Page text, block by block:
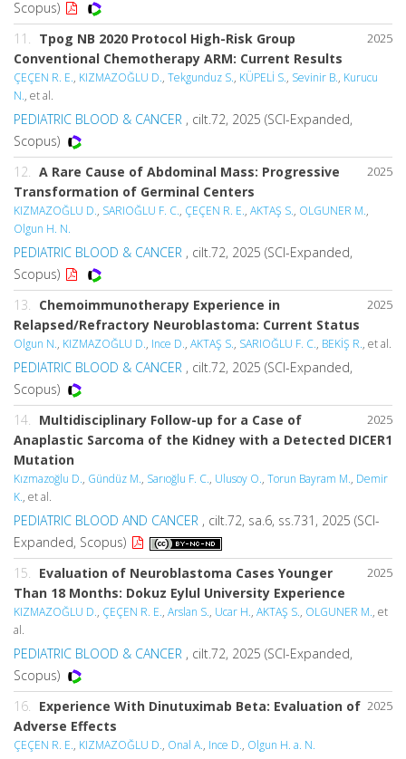
Scopus)
2025
11. Tpog NB 2020 Protocol High-Risk Group
Conventional Chemotherapy ARM: Current Results
ÇEÇEN R. E., KIZMAZOĞLU D., Tekgunduz S., KÜPELİ S., Sevinir B., Kurucu
N., et al.
PEDIATRIC BLOOD & CANCER , cilt.72, 2025 (SCI-Expanded,
Scopus)
2025
12. A Rare Cause of Abdominal Mass: Progressive
Transformation of Germinal Centers
KIZMAZOĞLU D., SARIOĞLU F. C., ÇEÇEN R. E., AKTAŞ S., OLGUNER M.,
Olgun H. N.
PEDIATRIC BLOOD & CANCER , cilt.72, 2025 (SCI-Expanded,
Scopus)
2025
13. Chemoimmunotherapy Experience in
Relapsed/Refractory Neuroblastoma: Current Status
Olgun N., KIZMAZOĞLU D., Ince D., AKTAŞ S., SARIOĞLU F. C., BEKİŞ R., et al.
PEDIATRIC BLOOD & CANCER , cilt.72, 2025 (SCI-Expanded,
Scopus)
2025
14. Multidisciplinary Follow-up for a Case of
Anaplastic Sarcoma of the Kidney with a Detected DICER1
Mutation
Kızmazoğlu D., Gündüz M., Sarıoğlu F. C., Ulusoy O., Torun Bayram M., Demir
K., et al.
PEDIATRIC BLOOD AND CANCER , cilt.72, sa.6, ss.731, 2025 (SCI-
Expanded, Scopus)
2025
15. Evaluation of Neuroblastoma Cases Younger
Than 18 Months: Dokuz Eylul University Experience
KIZMAZOĞLU D., ÇEÇEN R. E., Arslan S., Ucar H., AKTAŞ S., OLGUNER M., et
al.
PEDIATRIC BLOOD & CANCER , cilt.72, 2025 (SCI-Expanded,
Scopus)
2025
16. Experience With Dinutuximab Beta: Evaluation of
Adverse Effects
ÇEÇEN R. E., KIZMAZOĞLU D., Onal A., Ince D., Olgun H. a. N.